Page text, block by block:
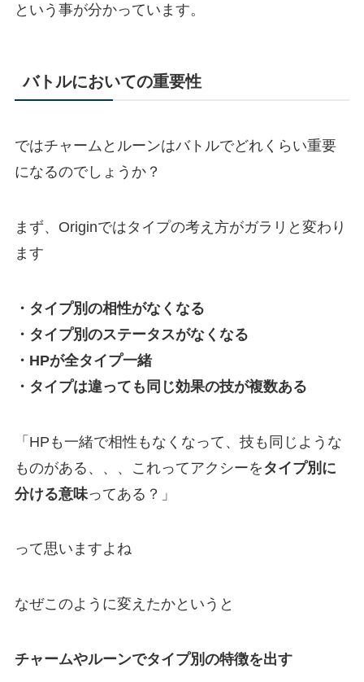
という事が分かっています。
バトルにおいての重要性
ではチャームとルーンはバトルでどれくらい重要
になるのでしょうか？
まず、Originではタイプの考え方がガラリと変わり
ます
・タイプ別の相性がなくなる
・タイプ別のステータスがなくなる
・HPが全タイプ一緒
・タイプは違っても同じ効果の技が複数ある
「HPも一緒で相性もなくなって、技も同じような
ものがある、、、これってアクシーを タイプ別に
分ける意味ってある？」
って思いますよね
なぜこのように変えたかというと
チャームやルーンでタイプ別の特徴を出す